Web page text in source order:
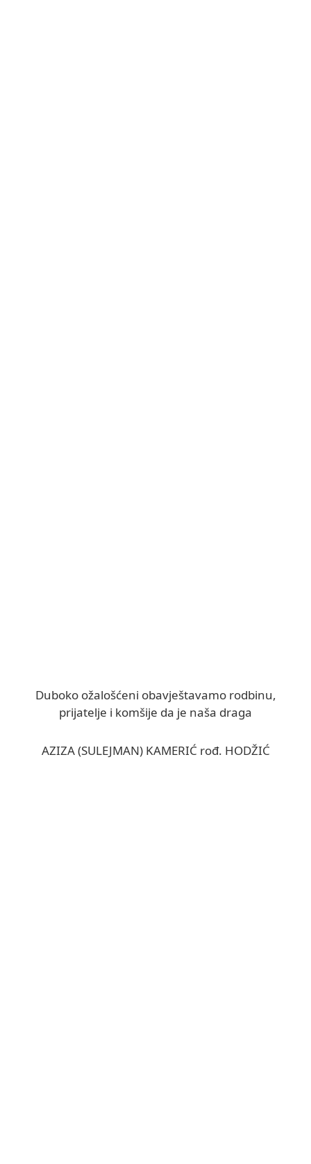
Duboko ožalošćeni obavještavamo rodbinu,
prijatelje i komšije da je naša draga
AZIZA (SULEJMAN) KAMERIĆ rođ. HODŽIĆ